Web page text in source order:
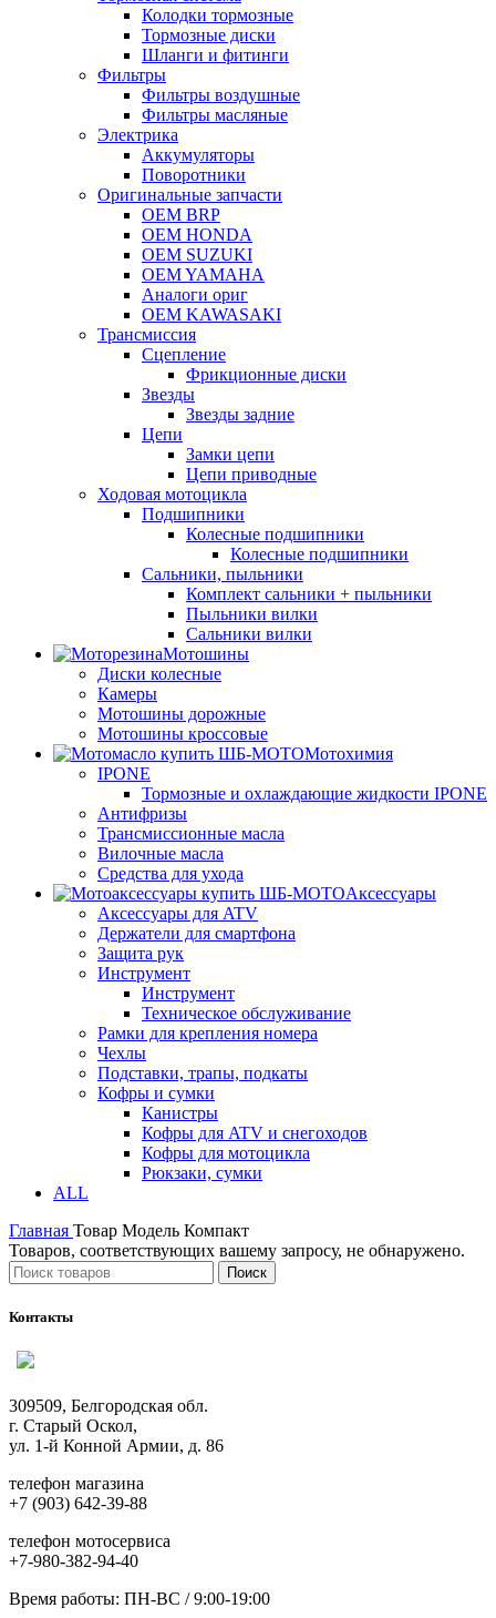
Колодки тормозные
Тормозные диски
Шланги и фитинги
Фильтры
Фильтры воздушные
Фильтры масляные
Электрика
Аккумуляторы
Поворотники
Оригинальные запчасти
OEM BRP
OEM HONDA
OEM SUZUKI
OEM YAMAHA
Аналоги ориг
OEM KAWASAKI
Трансмиссия
Cцепление
Фрикционные диски
Звезды
Звезды задние
Цепи
Замки цепи
Цепи приводные
Ходовая мотоцикла
Подшипники
Колесные подшипники
Колесные подшипники
Сальники, пыльники
Комплект сальники + пыльники
Пыльники вилки
Сальники вилки
Мотошины
Диски колесные
Камеры
Мотошины дорожные
Мотошины кроссовые
Мотохимия
IPONE
Тормозные и охлаждающие жидкости IPONE
Антифризы
Трансмиссионные масла
Вилочные масла
Средства для ухода
Аксессуары
Аксессуары для ATV
Держатели для смартфона
Защита рук
Инструмент
Инструмент
Техническое обслуживание
Рамки для крепления номера
Чехлы
Подставки, трапы, подкаты
Кофры и сумки
Канистры
Кофры для ATV и снегоходов
Кофры для мотоцикла
Рюкзаки, сумки
ALL
Главная Товар Модель Компакт
Товаров, соответствующих вашему запросу, не обнаружено.
Поиск
Контакты
309509, Белгородская обл.
г. Старый Оскол,
ул. 1-й Конной Армии, д. 86
телефон магазина
+7 (903) 642-39-88
телефон мотосервиса
+7-980-382-94-40
Время работы: ПН-ВС / 9:00-19:00